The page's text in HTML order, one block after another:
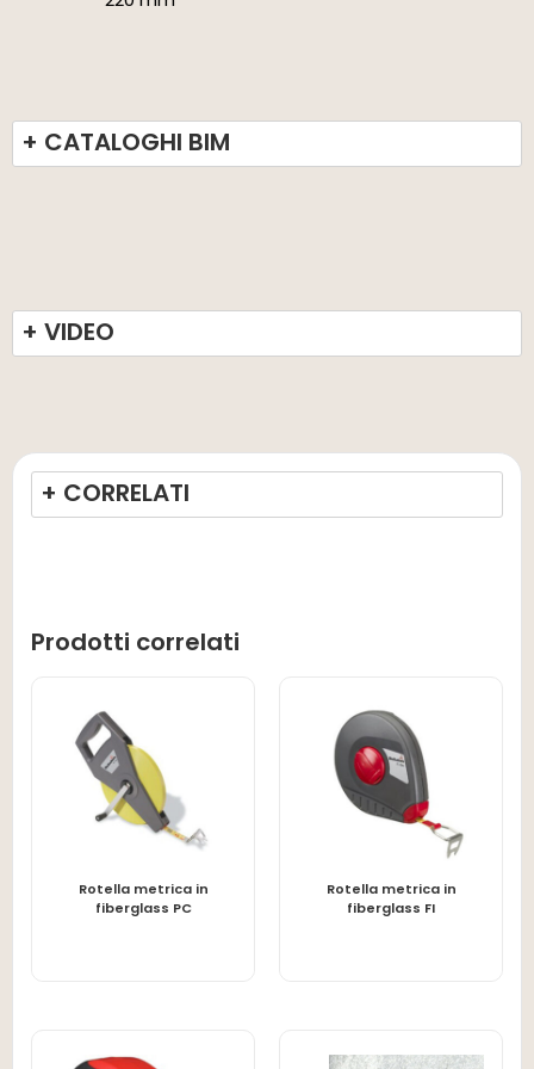
+ CATALOGHI BIM
+ VIDEO
+ CORRELATI
Prodotti correlati
LEGGI TUTTO
Rotella metrica in
fiberglass PC
LEGGI TUTTO
Rotella metrica in
fiberglass FI